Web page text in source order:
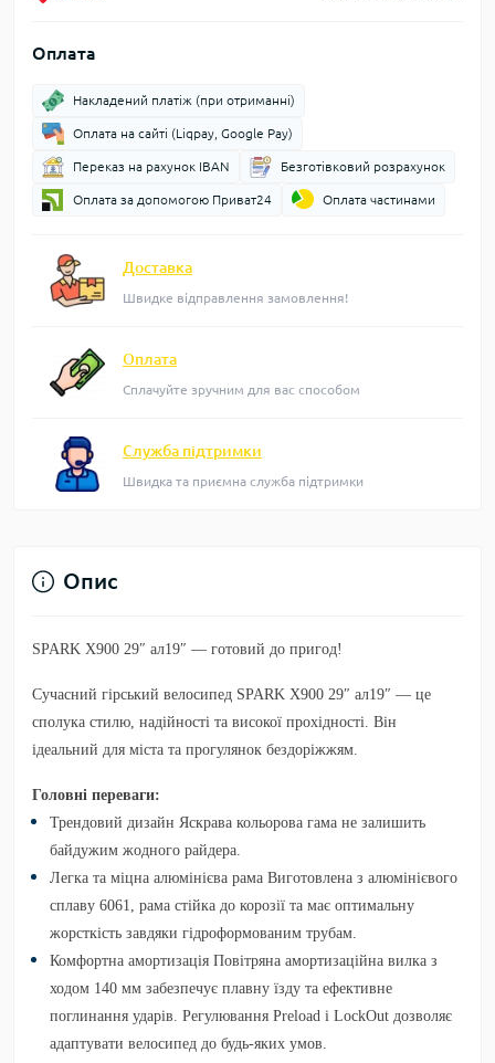
Оплата
Накладений платіж (при отриманні)
Оплата на сайті (Liqpay, Google Pay)
Переказ на рахунок IBAN Безготівковий розрахунок
Оплата за допомогою Приват24 Оплата частинами
Доставка
Швидке відправлення замовлення!
Оплата
Сплачуйте зручним для вас способом
Служба підтримки
Швидка та приємна служба підтримки
Опис
SPARK X900 29″ ал19″ — готовий до пригод!
Сучасний гірський велосипед SPARK X900 29″ ал19″ — це
сполука стилю, надійності та високої прохідності. Він
ідеальний для міста та прогулянок бездоріжжям.
Головні переваги:
Трендовий дизайн Яскрава кольорова гама не залишить
байдужим жодного райдера.
Легка та міцна алюмінієва рама Виготовлена з алюмінієвого
сплаву 6061, рама стійка до корозії та має оптимальну
жорсткість завдяки гідроформованим трубам.
Комфортна амортизація Повітряна амортизаційна вилка з
ходом 140 мм забезпечує плавну їзду та ефективне
поглинання ударів. Регулювання Preload і LockOut дозволяє
адаптувати велосипед до будь-яких умов.